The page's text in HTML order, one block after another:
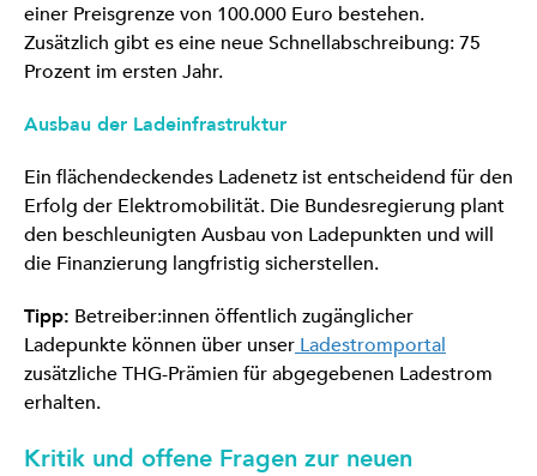
einer Preisgrenze von 100.000 Euro bestehen.
Zusätzlich gibt es eine neue Schnellabschreibung: 75
Prozent im ersten Jahr.
Ausbau der Ladeinfrastruktur
Ein flächendeckendes Ladenetz ist entscheidend für den
Erfolg der Elektromobilität. Die Bundesregierung plant
den beschleunigten Ausbau von Ladepunkten und will
die Finanzierung langfristig sicherstellen.
Tipp: Betreiber:innen öffentlich zugänglicher
Ladepunkte können über unser Ladestromportal
zusätzliche THG-Prämien für abgegebenen Ladestrom
erhalten.
Kritik und offene Fragen zur neuen